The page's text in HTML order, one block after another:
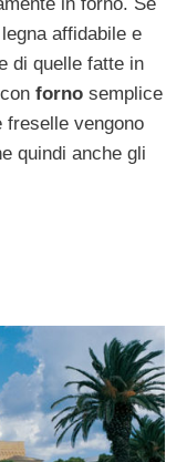
affidabile e
di quelle fatte in
forno semplice
freselle vengono
quindi anche gli